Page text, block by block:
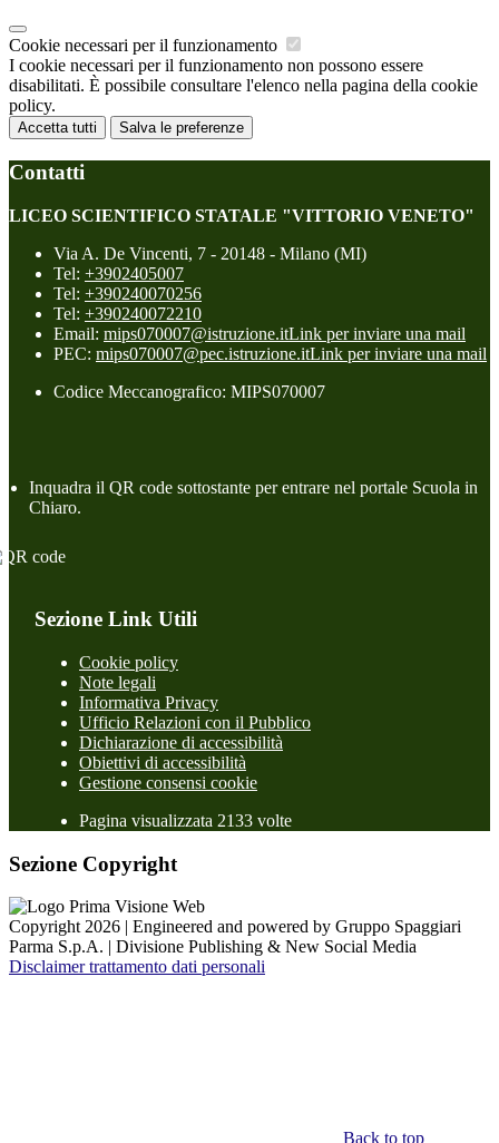
Cookie necessari per il funzionamento
I cookie necessari per il funzionamento non possono essere
disabilitati. È possibile consultare l'elenco nella pagina della cookie
policy.
Accetta tutti Salva le preferenze
Contatti
LICEO SCIENTIFICO STATALE "VITTORIO VENETO"
Via A. De Vincenti, 7 - 20148 - Milano (MI)
Tel: +3902405007
Tel: +390240070256
Tel: +390240072210
Email: mips070007@istruzione.itLink per inviare una mail
PEC: mips070007@pec.istruzione.itLink per inviare una mail
Codice Meccanografico: MIPS070007
Inquadra il QR code sottostante per entrare nel portale Scuola in
Chiaro.
Sezione Link Utili
Cookie policy
Note legali
Informativa Privacy
Ufficio Relazioni con il Pubblico
Dichiarazione di accessibilità
Obiettivi di accessibilità
Gestione consensi cookie
Pagina visualizzata 2133 volte
Sezione Copyright
Copyright 2026 | Engineered and powered by Gruppo Spaggiari
Parma S.p.A. | Divisione Publishing & New Social Media
Disclaimer trattamento dati personali
Back to top